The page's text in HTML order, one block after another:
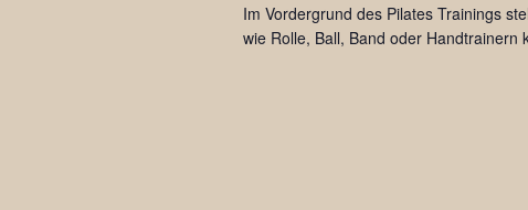
Im Vordergrund des Pilates Trainings
wie Rolle, Ball, Band oder Handtrainern